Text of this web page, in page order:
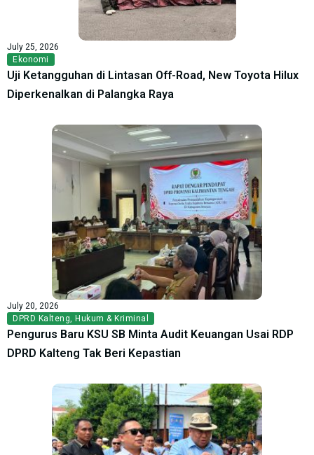
July 25, 2026
Ekonomi
Uji Ketangguhan di Lintasan Off-Road, New Toyota Hilux
Diperkenalkan di Palangka Raya
July 20, 2026
DPRD Kalteng, Hukum & Kriminal
Pengurus Baru KSU SB Minta Audit Keuangan Usai RDP
DPRD Kalteng Tak Beri Kepastian